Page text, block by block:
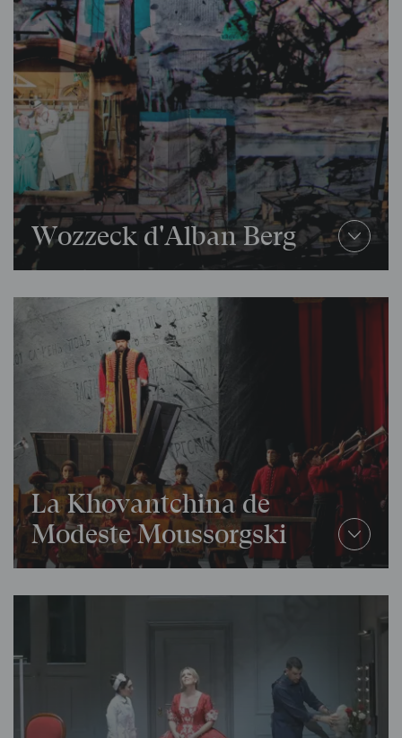
Wozzeck d'Alban Berg
La Khovantchina de
Modeste Moussorgski